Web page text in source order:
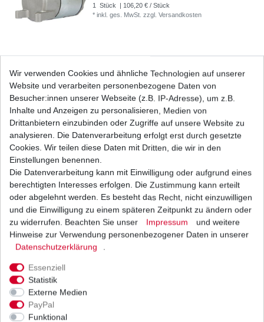
1 Stück
| 106,20 € / Stück
*inkl. ges. MwSt. zzgl.Versandkosten
Anlasser Motor Yamaha FZR 400 RR 3TJ 4DX
1990-1994
UVP 97,99 € 79,99 € *
| 79,99 € / Stück
inkl. ges. MwSt. Versandkosten
Batterie Yuasa YTX9-BS YTX9BS High Quality
UVP 67,24 € 61,47 € *
1 Stück | 61,47 € / Stück
inkl. ges. MwSt. zzgl.
Wir verwenden Cookies und ähnliche Technologien auf unserer
Website und verarbeiten personenbezogene Daten von
Besucher:innen unserer Webseite (z.B. IP-Adresse), um z.B.
Inhalte und Anzeigen zu personalisieren, Medien von
Drittanbietern einzubinden oder Zugriffe auf unsere Website zu
analysieren. Die Datenverarbeitung erfolgt erst durch gesetzte
Cookies. Wir teilen diese Daten mit Dritten, die wir in den
Einstellungen benennen.
Die Datenverarbeitung kann mit Einwilligung oder aufgrund eines
berechtigten Interesses erfolgen. Die Zustimmung kann erteilt
oder abgelehnt werden. Es besteht das Recht, nicht einzuwilligen
und die Einwilligung zu einem späteren Zeitpunkt zu ändern oder
zu widerrufen. Beachten Sie unser
Impressum
und weitere
Hinweise zur Verwendung personenbezogener Daten in unserer
Daten­schutz­erklärung
Essenziell
Statistik
Externe Medien
PayPal
Funktional